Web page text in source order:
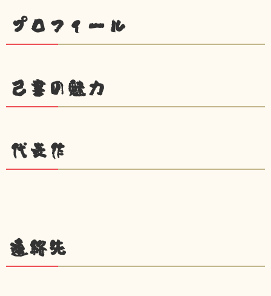
プロフィール
己書の魅力
代表作
連絡先